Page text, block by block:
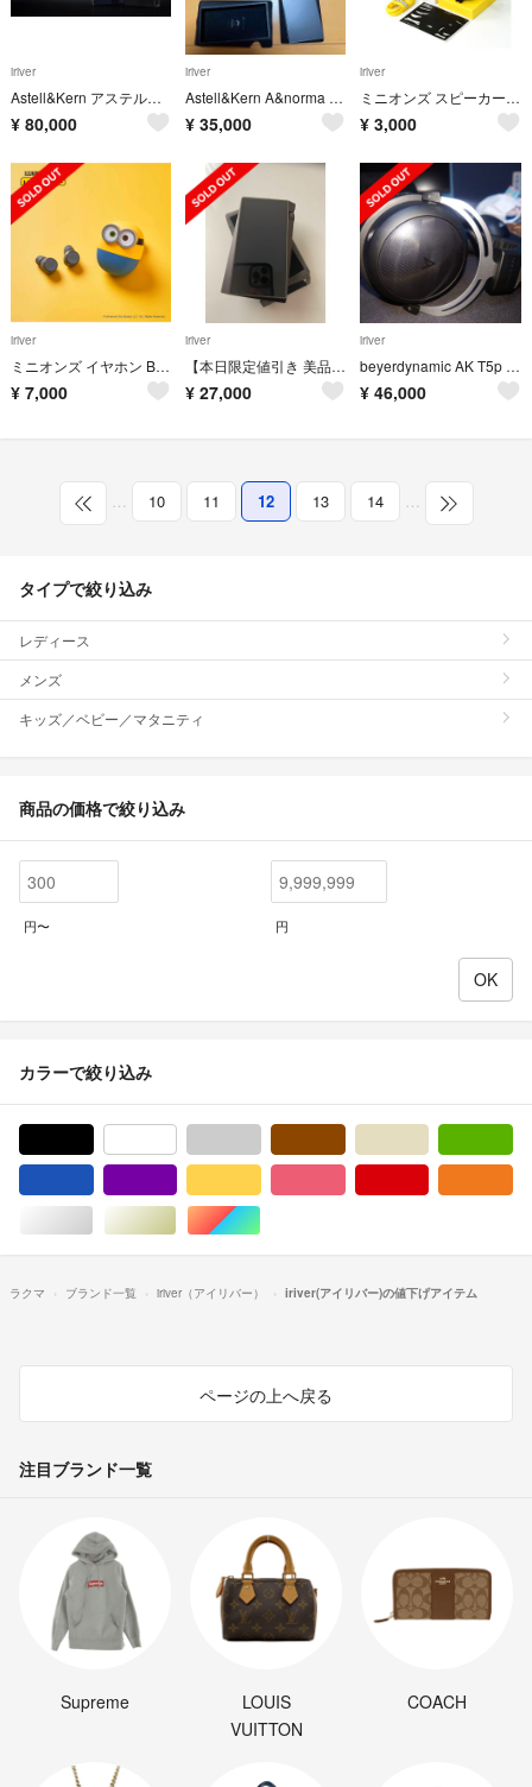
iriver
Astell&Kern アステルアンドケルン SP1000M OnyxBlack
¥ 80,000
iriver
Astell&Kern A&norma SR25 DAP アステルアンドケルン
¥ 35,000
iriver
ミニオンズ スピーカー Bluetooth
¥ 3,000
iriver
ミニオンズ イヤホン Bluetooth
¥ 7,000
iriver
【本日限定値引き 美品】SR15 Astell & kern DAP
¥ 27,000
iriver
beyerdynamic AK T5p 2nd Generation
¥ 46,000
… 10 11 12 13 14 …
タイプで絞り込み
レディース
メンズ
キッズ／ベビー／マタニティ
商品の価格で絞り込み
円〜 円
カラーで絞り込み
シルバー/銀色系ゴールド/金色系マルチカラー
ラクマ ブランド一覧 iriver（アイリバー） iriver(アイリバー)の値下げアイテム
ページの上へ戻る
注目ブランド一覧
Supreme
LOUIS
VUITTON
COACH